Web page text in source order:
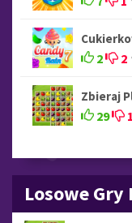
2 2
Zbieraj
29
Losowe Gry